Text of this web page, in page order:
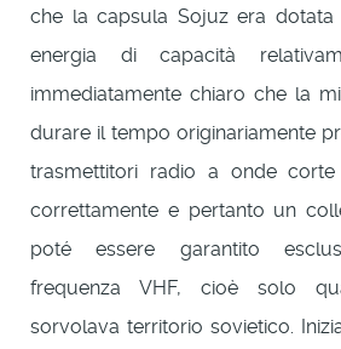
che la capsula Sojuz era
energia di capacità
immediatamente chiaro che la
durare il tempo originariamente
trasmettitori radio a onde corte
correttamente e pertanto un
poté essere garantito
frequenza VHF, cioè solo
sorvolava territorio sovietico.